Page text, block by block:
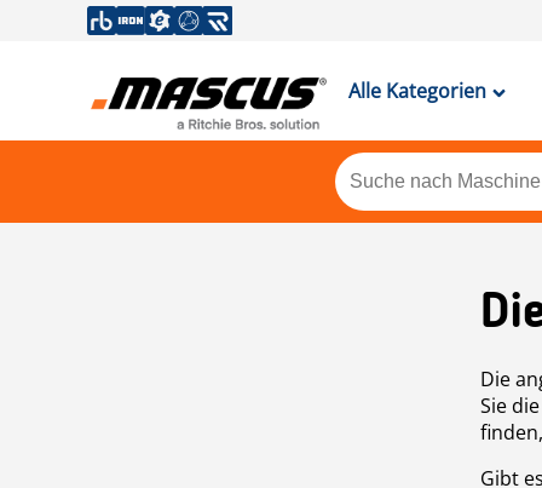
Alle Kategorien
Die
Sie
Gibt